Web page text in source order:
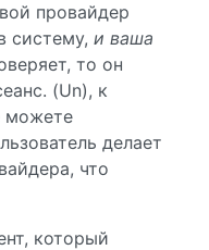
провайдер
систему, и ваша
то он
(Un), к
можете
делает
что
который